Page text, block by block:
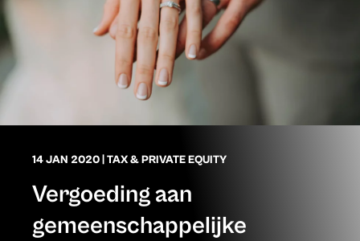
14 JAN 2020 TAX & PRIVATE EQUITY
Vergoeding aan
gemeenschappelijke